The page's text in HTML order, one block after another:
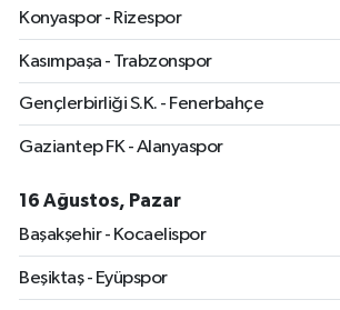
Konyaspor - Rizespor
Kasımpaşa - Trabzonspor
Gençlerbirliği S.K. - Fenerbahçe
Gaziantep FK - Alanyaspor
16 Ağustos, Pazar
Başakşehir - Kocaelispor
Beşiktaş - Eyüpspor